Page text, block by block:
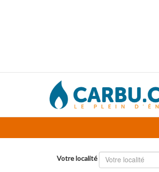
Votre localité Votre localité